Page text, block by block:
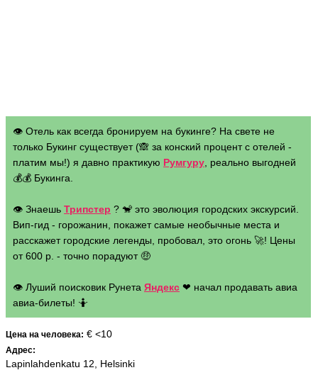
👁 Отель как всегда бронируем на букинге? На свете не
только Букинг существует (🙈 за конский процент с отелей -
платим мы!) я давно практикую Румгуру , реально выгодней
💰💰 Букинга.
👁 Знаешь Трипстер ? 🐒 это эволюция городских экскурсий.
Вип-гид - горожанин, покажет самые необычные места и
расскажет городские легенды, пробовал, это огонь 🚀! Цены
от 600 р. - точно порадуют 🤑
👁 Луший поисковик Рунета Яндекс ❤ начал продавать авиа
авиа-билеты! 🤷
Цена на человека: € <10
Адрес:
Lapinlahdenkatu 12, Helsinki